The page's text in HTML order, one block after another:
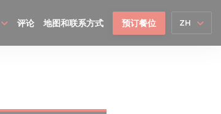
评论 地图和联系方式 预订餐位 ZH